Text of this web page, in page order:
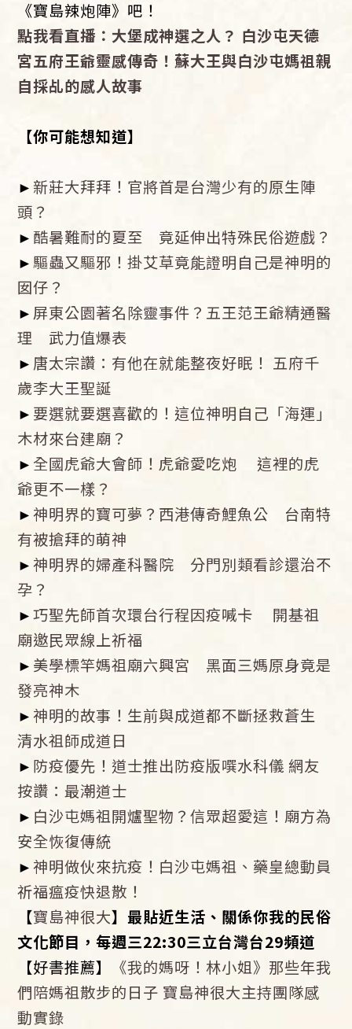
《寶島辣炮陣》吧！
點我看直播：大堡成神選之人？ 白沙屯天德
宮五府王爺靈感傳奇！蘇大王與白沙屯媽祖親
自採乩的感人故事
【你可能想知道】
► 新莊大拜拜！官將首是台灣少有的原生陣
頭？
► 酷暑難耐的夏至 竟延伸出特殊民俗遊戲？
►驅蟲又驅邪！掛艾草竟能證明自己是神明的
囡仔？
► 屏東公園著名除靈事件？五王范王爺精通醫
理 武力值爆表
► 唐太宗讚：有他在就能整夜好眠！ 五府千
歲李大王聖誕
► 要選就要選喜歡的！這位神明自己「海運」
木材來台建廟？
► 全國虎爺大會師！虎爺愛吃炮 這裡的虎
爺更不一樣？
►神明界的寶可夢？西港傳奇鯉魚公 台南特
有被搶拜的萌神
►神明界的婦產科醫院 分門別類看診還治不
孕？
►巧聖先師首次環台行程因疫喊卡 開基祖
廟邀民眾線上祈福
► 美學標竿媽祖廟六興宮 黑面三媽原身竟是
發亮神木
►神明的故事！生前與成道都不斷拯救蒼生
清水祖師成道日
► 防疫優先！道士推出防疫版噀水科儀 網友
按讚：最潮道士
► 白沙屯媽祖開爐聖物？信眾超愛這！廟方為
安全恢復傳統
►神明做伙來抗疫！白沙屯媽祖、藥皇總動員
祈福瘟疫快退散！
【寶島神很大】最貼近生活、關係你我的民俗
文化節目，每週三22:30三立台灣台29頻道
【好書推薦】
《我的媽呀！林小姐》那些年我
們陪媽祖散步的日子 寶島神很大主持團隊感
動實錄